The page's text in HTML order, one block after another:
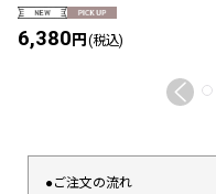
6,380円 (税込)
●ご注文の流れ